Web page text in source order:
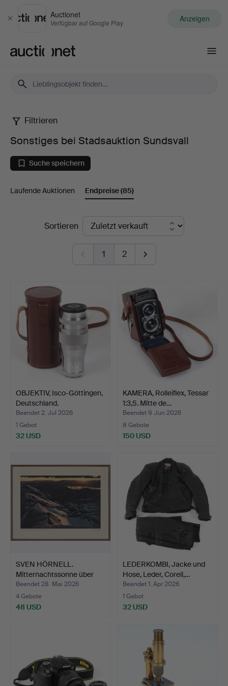
Schließen
Auctionet
Verfügbar auf Google Play Anzeigen
Sonstiges
bei
Stadsauktion
Sundsvall
Filtrieren
Sonstiges bei Stadsauktion Sundsvall
Suche speichern
Laufende Auktionen Endpreise(85)
EndpreiseSortieren
1 2
OBJEKTIV, Isco-Göttingen,
Deutschland.
Beendet 2. Jul 2026
1 Gebot
32 USD
KAMERA, Rolleiflex, Tessar
1:3,5. Mitte de…
Beendet 9. Jun 2026
8 Gebote
150 USD
SVEN HÖRNELL.
Mitternachtssonne über
dem A…
Beendet 28. Mai 2026
4 Gebote
48 USD
LEDERKOMBI, Jacke und
Hose, Leder, Corell,…
Beendet 1. Apr 2026
1 Gebot
32 USD